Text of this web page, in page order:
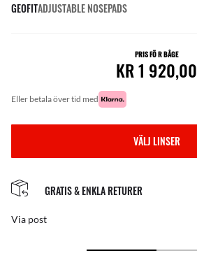
GEOFITADJUSTABLE NOSEPADS
PRIS FÖ R BÅGE
KR 1 920,00
eller betala över tid med
VÄLJ LINSER
GRATIS & ENKLA RETURER
Via post